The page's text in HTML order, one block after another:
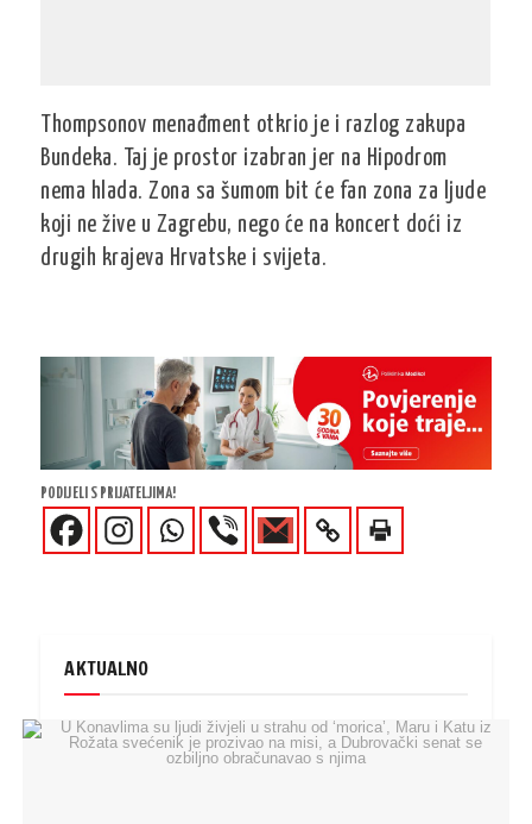
Thompsonov menađment otkrio je i razlog zakupa
Bundeka. Taj je prostor izabran jer na Hipodrom
nema hlada. Zona sa šumom bit će fan zona za ljude
koji ne žive u Zagrebu, nego će na koncert doći iz
drugih krajeva Hrvatske i svijeta.
PODIJELI S PRIJATELJIMA!
AKTUALNO